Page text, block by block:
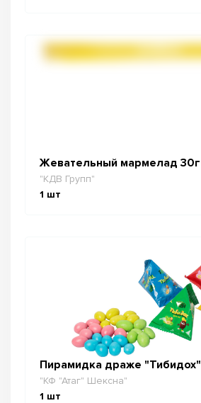
Жевательный мармелад 30г
"КДВ Групп"
1 шт
Пирамидка драже "Тибидох"
"КФ "Атаг" Шексна"
1 шт